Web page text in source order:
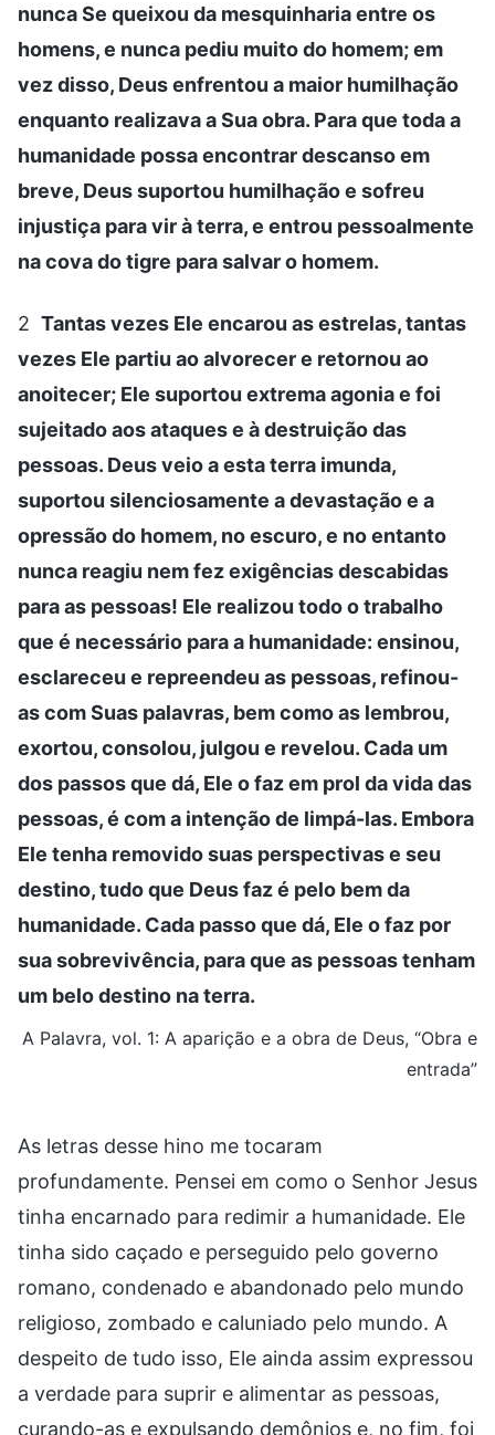
nunca Se queixou da mesquinharia entre os
homens, e nunca pediu muito do homem; em
vez disso, Deus enfrentou a maior humilhação
enquanto realizava a Sua obra. Para que toda a
humanidade possa encontrar descanso em
breve, Deus suportou humilhação e sofreu
injustiça para vir à terra, e entrou pessoalmente
na cova do tigre para salvar o homem.
2 Tantas vezes Ele encarou as estrelas, tantas
vezes Ele partiu ao alvorecer e retornou ao
anoitecer; Ele suportou extrema agonia e foi
sujeitado aos ataques e à destruição das
pessoas. Deus veio a esta terra imunda,
suportou silenciosamente a devastação e a
opressão do homem, no escuro, e no entanto
nunca reagiu nem fez exigências descabidas
para as pessoas! Ele realizou todo o trabalho
que é necessário para a humanidade: ensinou,
esclareceu e repreendeu as pessoas, refinou-
as com Suas palavras, bem como as lembrou,
exortou, consolou, julgou e revelou. Cada um
dos passos que dá, Ele o faz em prol da vida das
pessoas, é com a intenção de limpá-las. Embora
Ele tenha removido suas perspectivas e seu
destino, tudo que Deus faz é pelo bem da
humanidade. Cada passo que dá, Ele o faz por
sua sobrevivência, para que as pessoas tenham
um belo destino na terra.
A Palavra, vol. 1: A aparição e a obra de Deus, “Obra e
entrada”
As letras desse hino me tocaram
profundamente. Pensei em como o Senhor Jesus
tinha encarnado para redimir a humanidade. Ele
tinha sido caçado e perseguido pelo governo
romano, condenado e abandonado pelo mundo
religioso, zombado e caluniado pelo mundo. A
despeito de tudo isso, Ele ainda assim expressou
a verdade para suprir e alimentar as pessoas,
curando-as e expulsando demônios e, no fim, foi